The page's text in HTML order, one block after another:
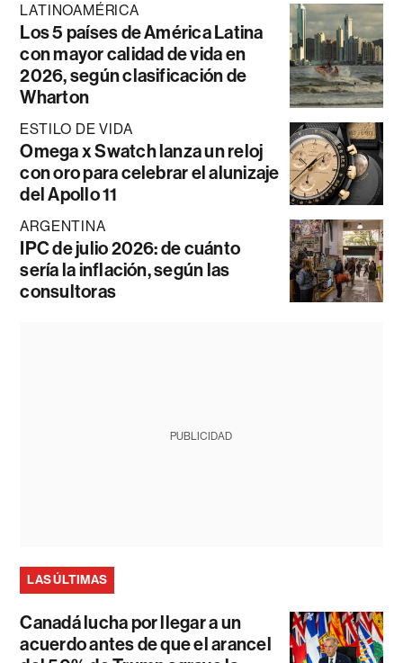
LATINOAMÉRICA
Los 5 países de América Latina
con mayor calidad de vida en
2026, según clasificación de
Wharton
ESTILO DE VIDA
Omega x Swatch lanza un reloj
con oro para celebrar el alunizaje
del Apollo 11
ARGENTINA
IPC de julio 2026: de cuánto
sería la inflación, según las
consultoras
PUBLICIDAD
LAS ÚLTIMAS
Canadá lucha por llegar a un
acuerdo antes de que el arancel